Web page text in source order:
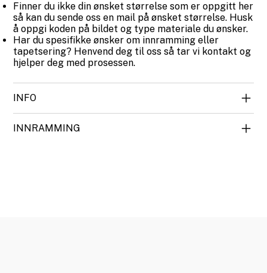
Finner du ikke din ønsket størrelse som er oppgitt her
så kan du sende oss en mail på ønsket størrelse. Husk
å oppgi koden på bildet og type materiale du ønsker.
Har du spesifikke ønsker om innramming eller
tapetsering? Henvend deg til oss så tar vi kontakt og
hjelper deg med prosessen.
INFO
INNRAMMING